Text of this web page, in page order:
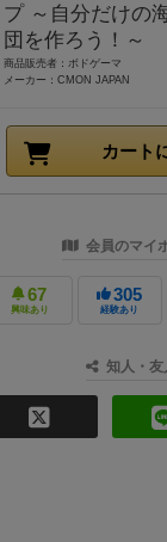
プ ～自分だけの
団を作ろう！～
商品販売者：ボドゲーマ
メーカー：CMON JAPAN
カート
会員のマイ
67
興味あり
305
経験あり
知人・友